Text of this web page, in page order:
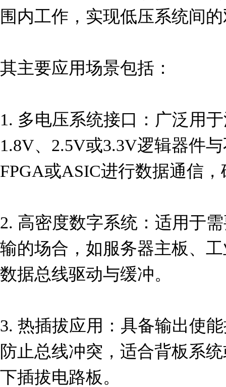
围内工作，实现低压系统间
其主要应用场景包括：
1. 多电压系统接口：广泛用
1.8V、2.5V或3.3V逻辑器件
FPGA或ASIC进行数据通信
2. 高密度数字系统：适用于
输的场合，如服务器主板、
数据总线驱动与缓冲。
3. 热插拔应用：具备输出使
防止总线冲突，适合背板系
下插拔电路板。